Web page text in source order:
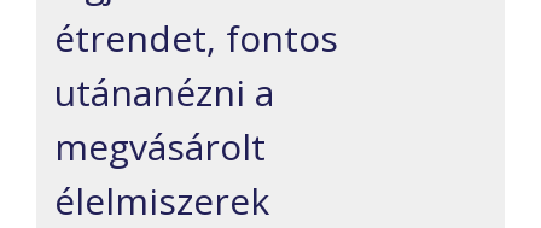
étrendet, fontos
utánanézni a
megvásárolt
élelmiszerek